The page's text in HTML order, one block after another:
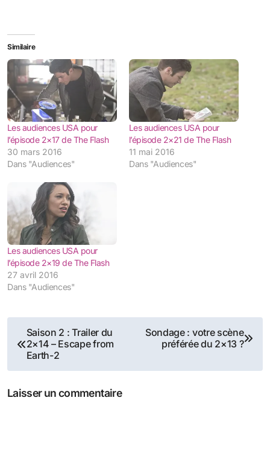
Similaire
Les audiences USA pour
l’épisode 2×17 de The Flash
30 mars 2016
Dans "Audiences"
Les audiences USA pour
l’épisode 2×21 de The Flash
11 mai 2016
Dans "Audiences"
Les audiences USA pour
l’épisode 2×19 de The Flash
27 avril 2016
Dans "Audiences"
Navigation
de
l’article
Saison 2 : Trailer du
2×14 – Escape from
Earth-2
Sondage : votre scène
préférée du 2×13 ?
Laisser un commentaire